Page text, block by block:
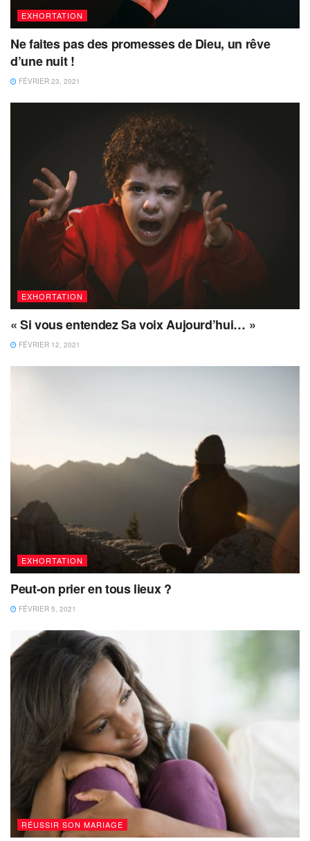
EXHORTATION
Ne faites pas des promesses de Dieu, un rêve
d’une nuit !
FÉVRIER 23, 2021
EXHORTATION
« Si vous entendez Sa voix Aujourd’hui… »
FÉVRIER 12, 2021
EXHORTATION
Peut-on prier en tous lieux ?
FÉVRIER 5, 2021
RÉUSSIR SON MARIAGE